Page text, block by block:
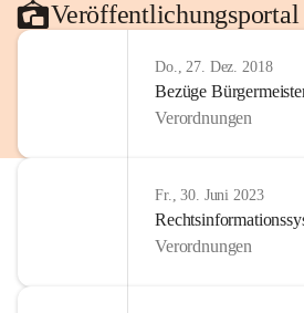
Veröffentlichungsportal
Do., 27. Dez. 2018
Bezüge
Verordnungen
Fr., 30. Juni 2023
Verordnungen